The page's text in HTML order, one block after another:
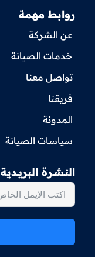
روابط مهمة
عن الشركة
خدمات الصيانة
تواصل معنا
فريقنا
المدونة
سياسات الصيانة
النـشــرة البريــدية